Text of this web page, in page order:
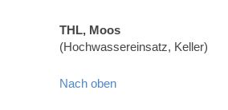
THL, Moos
(Hochwassereinsatz, Keller)
Nach oben